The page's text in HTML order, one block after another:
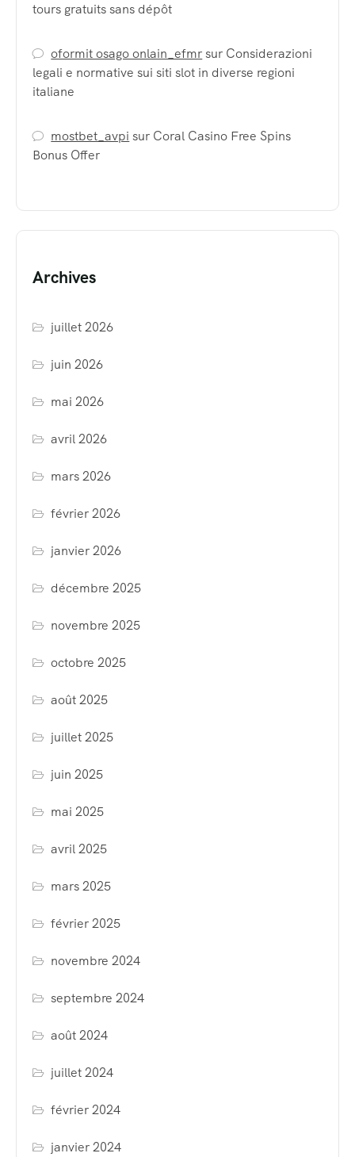
tours gratuits sans dépôt
oformit osago onlain_efmrsur Considerazioni
legali e normative sui siti slot in diverse regioni
italiane
mostbet_avpi sur Coral Casino Free Spins
Bonus Offer
Archives
juillet 2026
juin 2026
mai 2026
avril 2026
mars 2026
février 2026
janvier 2026
décembre 2025
novembre 2025
octobre 2025
août 2025
juillet 2025
juin 2025
mai 2025
avril 2025
mars 2025
février 2025
novembre 2024
septembre 2024
août 2024
juillet 2024
février 2024
janvier 2024